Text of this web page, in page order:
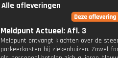
Alle afleveringen
Meldpunt Actueel: Afl. 3
Meldpunt ontvangt klachten over de
parkeerkosten bij ziekenhuizen. Zowel